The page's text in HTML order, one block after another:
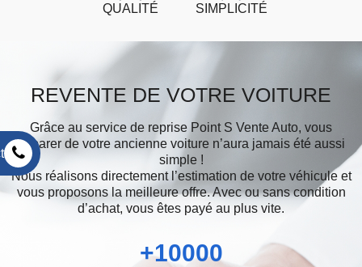
QUALITÉ SIMPLICITÉ
REVENTE DE VOTRE VOITURE
Grâce au service de reprise Point S Vente Auto, vous
séparer de votre ancienne voiture n’aura jamais été aussi
simple !
Nous réalisons directement l’estimation de votre véhicule et
vous proposons la meilleure offre. Avec ou sans condition
d’achat, vous êtes payé au plus vite.
+10000